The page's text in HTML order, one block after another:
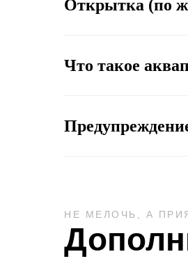
Открытка (по
Что такое
НЕ МЕЛОЧЬ, А